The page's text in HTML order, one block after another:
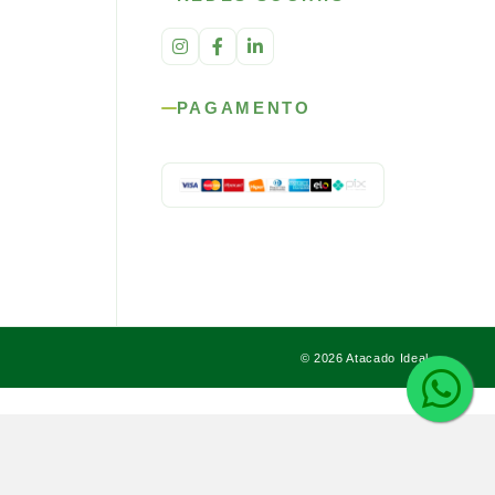
PAGAMENTO
© 2026 Atacado Ideal